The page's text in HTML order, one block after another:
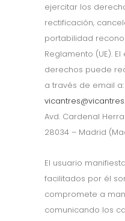
ejercitar los
rectificación,
portabilidad
Reglamento (UE).
derechos puede
a través de email a:
Avd. Cardenal
28034 – Madrid
El usuario
facilitados por él
compromete a
comunicando los